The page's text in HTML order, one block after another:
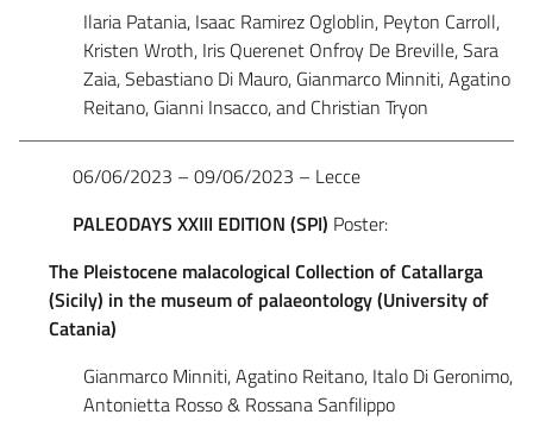
Ilaria Patania, Isaac Ramirez Ogloblin, Peyton Carroll,
Kristen Wroth, Iris Querenet Onfroy De Breville, Sara
Zaia, Sebastiano Di Mauro, Gianmarco Minniti, Agatino
Reitano, Gianni Insacco, and Christian Tryon
06/06/2023 – 09/06/2023 – Lecce
PALEODAYS XXIII EDITION (SPI) Poster:
The Pleistocene malacological Collection of Catallarga
(Sicily) in the museum of palaeontology (University of
Catania)
Gianmarco Minniti, Agatino Reitano, Italo Di Geronimo,
Antonietta Rosso & Rossana Sanfilippo